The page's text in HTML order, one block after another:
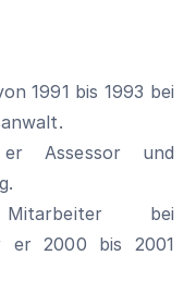
1991 bis 1993 bei
Assessor und
bei
er 2000 bis 2001